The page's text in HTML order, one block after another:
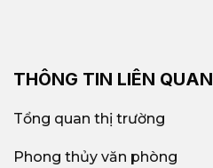
THÔNG TIN LIÊN QUAN
Tổng quan thị trường
Phong thủy văn phòng